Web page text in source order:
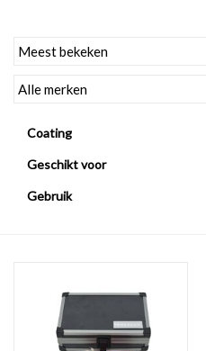
| Alles om te Meten |
Alles om te Boren |
Alles om te Frezen |
Alles om te Zagen |
Alles om te Lassen |
Coating
Geschikt voor
Gebruik